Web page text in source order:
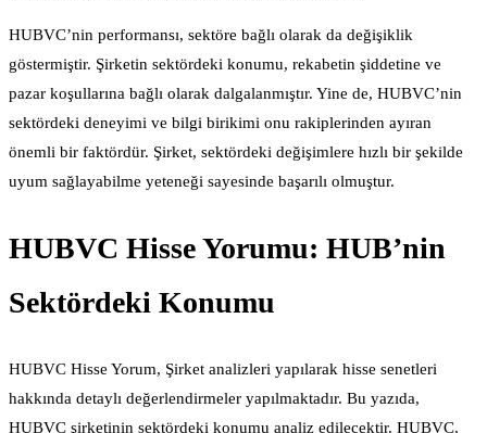
HUBVC’nin performansı, sektöre bağlı olarak da değişiklik
göstermiştir. Şirketin sektördeki konumu, rekabetin şiddetine ve
pazar koşullarına bağlı olarak dalgalanmıştır. Yine de, HUBVC’nin
sektördeki deneyimi ve bilgi birikimi onu rakiplerinden ayıran
önemli bir faktördür. Şirket, sektördeki değişimlere hızlı bir şekilde
uyum sağlayabilme yeteneği sayesinde başarılı olmuştur.
HUBVC Hisse Yorumu: HUB’nin
Sektördeki Konumu
HUBVC Hisse Yorum, Şirket analizleri yapılarak hisse senetleri
hakkında detaylı değerlendirmeler yapılmaktadır. Bu yazıda,
HUBVC şirketinin sektördeki konumu analiz edilecektir. HUBVC,